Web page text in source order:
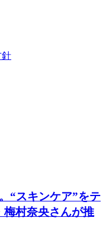
針
“スキンケア”をテ
梅村奈央さんが推